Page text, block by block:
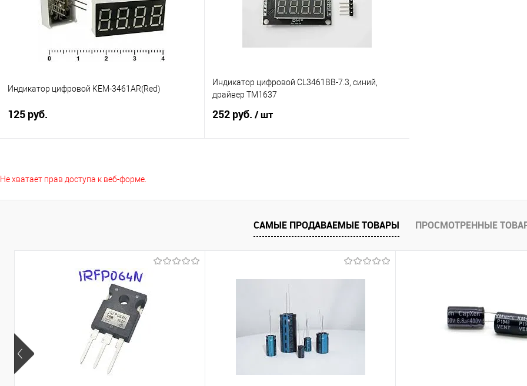
В избранное
Недоступно
В избранное
В наличии
Индикатор цифровой KEM-3461AR(Red)
125 руб.
Индикатор цифровой CL3461BB-7.3, синий,
драйвер TM1637
252 руб. / шт
Не хватает прав доступа к веб-форме.
САМЫЕ ПРОДАВАЕМЫЕ ТОВАРЫ ПРОСМОТРЕННЫЕ